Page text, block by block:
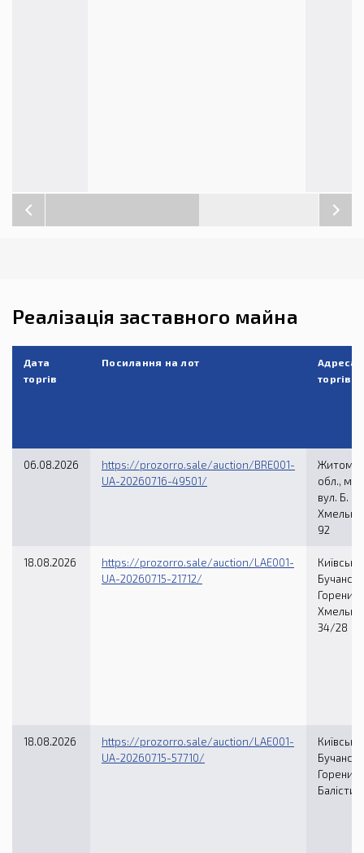
Реалізація заставного майна
Дата
торгів
Посилання на лот
Адреса
торгів
06.08.2026
https://prozorro.sale/auction/BRE001-
UA-20260716-49501/
обл., м.
вул. Б.
92
18.08.2026
https://prozorro.sale/auction/LAE001-
UA-20260715-21712/
34/28
18.08.2026
https://prozorro.sale/auction/LAE001-
UA-20260715-57710/